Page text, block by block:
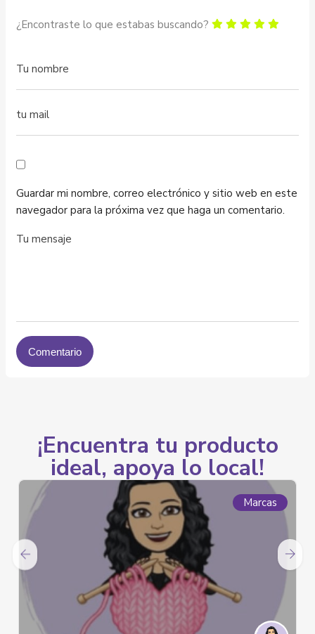
¿Encontraste lo que estabas buscando?
Guardar mi nombre, correo electrónico y sitio web en este
navegador para la próxima vez que haga un comentario.
¡Encuentra tu producto
ideal, apoya lo local!
Marcas